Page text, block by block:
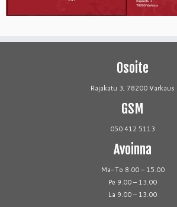
Osoite
Rajakatu 3, 78200 Varkaus
GSM
050 412 5113
Avoinna
Ma-To 8.00 – 15.00
Pe 9.00 – 13.00
La 9.00 – 13.00